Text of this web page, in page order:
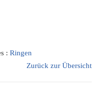
: Ringen
Zurück zur Übersicht